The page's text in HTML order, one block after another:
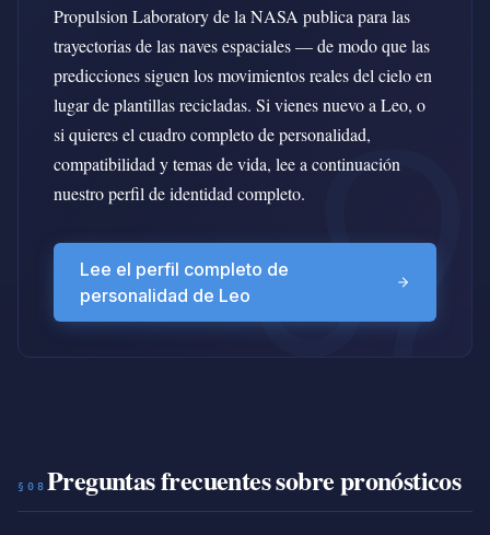
Propulsion Laboratory de la NASA publica para las
trayectorias de las naves espaciales — de modo que las
predicciones siguen los movimientos reales del cielo en
lugar de plantillas recicladas. Si vienes nuevo a Leo, o
si quieres el cuadro completo de personalidad,
compatibilidad y temas de vida, lee a continuación
nuestro perfil de identidad completo.
Lee el perfil completo de
personalidad de Leo
§08 Preguntas frecuentes sobre pronósticos